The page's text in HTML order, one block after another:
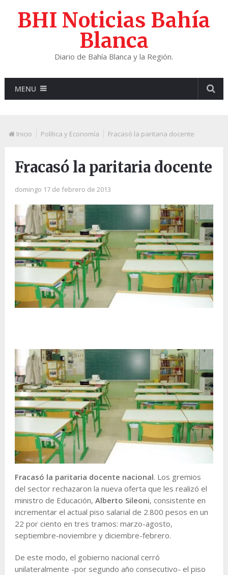
BHI Noticias Bahía
Blanca
Diario de Bahía Blanca y la Región.
MENU
Inicio Política y Economía Fracasó la paritaria docente
Fracasó la paritaria docente
domingo 17 de febrero de 2013
Fracasó la paritaria docente nacional. Los gremios
del sector rechazaron la nueva oferta que les realizó el
ministro de Educación, Alberto Sileoni, consistente en
incrementar el actual piso salarial de 2.800 pesos en un
22 por ciento en tres tramos: marzo-agosto,
septiembre-noviembre y diciembre-febrero.
De este modo, el gobierno nacional cerró
unilateralmente -por segundo año consecutivo- el piso